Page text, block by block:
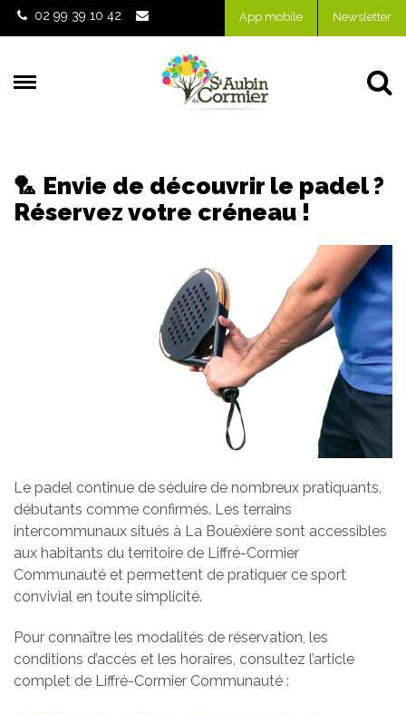
Gestion des traceurs
02 99 39 10 42 App mobile Newsletter
🏸 Envie de découvrir le padel ?
Réservez votre créneau !
Le padel continue de séduire de nombreux pratiquants,
débutants comme confirmés. Les terrains
intercommunaux situés à La Bouëxière sont accessibles
aux habitants du territoire de Liffré-Cormier
Communauté et permettent de pratiquer ce sport
convivial en toute simplicité.
Pour connaître les modalités de réservation, les
conditions d’accès et les horaires, consultez l’article
complet de Liffré-Cormier Communauté :